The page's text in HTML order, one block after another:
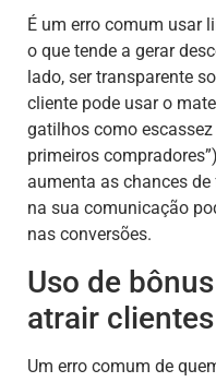
É um erro comum usar
o que tende a gerar
lado, ser transparente
cliente pode usar o
gatilhos como
primeiros
aumenta as chances
na sua comunicação
nas conversões.
Uso de
atrair clientes
Um erro comum de